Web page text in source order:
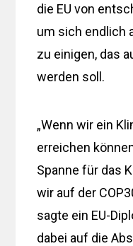
die EU von
um sich endlich
zu einigen, das
werden soll.
„Wenn wir ein
erreichen
Spanne für das
wir auf der
sagte ein EU-
dabei auf die